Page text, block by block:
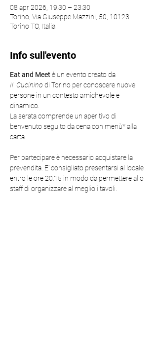
08 apr 2026, 19:30 – 23:30
Torino, Via Giuseppe Mazzini, 50, 10123
Torino TO, Italia
Info sull'evento
Eat and Meet è un evento creato da
Il Cucinino di Torino per conoscere nuove
persone in un contesto amichevole e
dinamico.
La serata comprende un aperitivo di
benvenuto seguito da cena con menù* alla
carta.
Per partecipare è necessario acquistare la
prevendita. E' consigliato presentarsi al locale
entro le ore 20:15 in modo da permettere allo
staff di organizzare al meglio i tavoli.